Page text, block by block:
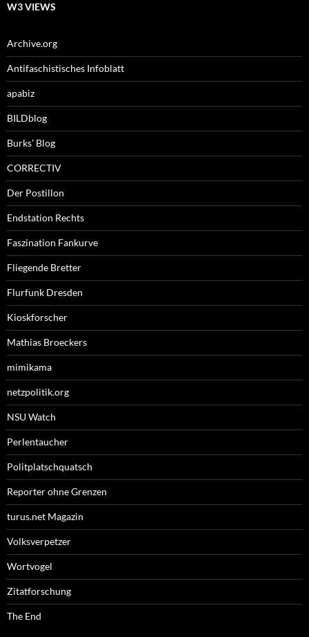
W3 VIEWS
Archive.org
Antifaschistisches Infoblatt
apabiz
BILDblog
Burks’ Blog
CORRECTIV
Der Postillon
Endstation Rechts
Faszination Fankurve
Fliegende Bretter
Flurfunk Dresden
Kioskforscher
Mathias Broeckers
mimikama
netzpolitik.org
NSU Watch
Perlentaucher
Politplatschquatsch
Reporter ohne Grenzen
turus.net Magazin
Volksverpetzer
Wortvogel
Zitatforschung
The End